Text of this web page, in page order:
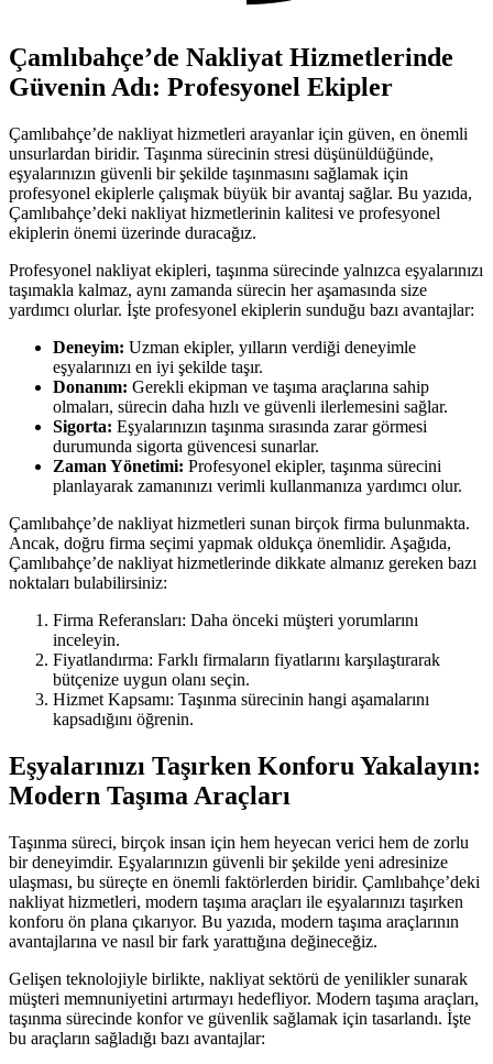
Çamlıbahçe’de Nakliyat Hizmetlerinde
Güvenin Adı: Profesyonel Ekipler
Çamlıbahçe’de nakliyat hizmetleri arayanlar için güven, en önemli
unsurlardan biridir. Taşınma sürecinin stresi düşünüldüğünde,
eşyalarınızın güvenli bir şekilde taşınmasını sağlamak için
profesyonel ekiplerle çalışmak büyük bir avantaj sağlar. Bu yazıda,
Çamlıbahçe’deki nakliyat hizmetlerinin kalitesi ve profesyonel
ekiplerin önemi üzerinde duracağız.
Profesyonel nakliyat ekipleri, taşınma sürecinde yalnızca eşyalarınızı
taşımakla kalmaz, aynı zamanda sürecin her aşamasında size
yardımcı olurlar. İşte profesyonel ekiplerin sunduğu bazı avantajlar:
Deneyim: Uzman ekipler, yılların verdiği deneyimle
eşyalarınızı en iyi şekilde taşır.
Donanım: Gerekli ekipman ve taşıma araçlarına sahip
olmaları, sürecin daha hızlı ve güvenli ilerlemesini sağlar.
Sigorta: Eşyalarınızın taşınma sırasında zarar görmesi
durumunda sigorta güvencesi sunarlar.
Zaman Yönetimi: Profesyonel ekipler, taşınma sürecini
planlayarak zamanınızı verimli kullanmanıza yardımcı olur.
Çamlıbahçe’de nakliyat hizmetleri sunan birçok firma bulunmakta.
Ancak, doğru firma seçimi yapmak oldukça önemlidir. Aşağıda,
Çamlıbahçe’de nakliyat hizmetlerinde dikkate almanız gereken bazı
noktaları bulabilirsiniz:
Firma Referansları: Daha önceki müşteri yorumlarını
inceleyin.
Fiyatlandırma: Farklı firmaların fiyatlarını karşılaştırarak
bütçenize uygun olanı seçin.
Hizmet Kapsamı: Taşınma sürecinin hangi aşamalarını
kapsadığını öğrenin.
Eşyalarınızı Taşırken Konforu Yakalayın:
Modern Taşıma Araçları
Taşınma süreci, birçok insan için hem heyecan verici hem de zorlu
bir deneyimdir. Eşyalarınızın güvenli bir şekilde yeni adresinize
ulaşması, bu süreçte en önemli faktörlerden biridir. Çamlıbahçe’deki
nakliyat hizmetleri, modern taşıma araçları ile eşyalarınızı taşırken
konforu ön plana çıkarıyor. Bu yazıda, modern taşıma araçlarının
avantajlarına ve nasıl bir fark yarattığına değineceğiz.
Gelişen teknolojiyle birlikte, nakliyat sektörü de yenilikler sunarak
müşteri memnuniyetini artırmayı hedefliyor. Modern taşıma araçları,
taşınma sürecinde konfor ve güvenlik sağlamak için tasarlandı. İşte
bu araçların sağladığı bazı avantajlar: